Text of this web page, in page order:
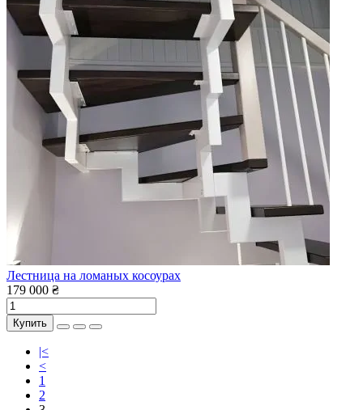
Лестница на ломаных косоурах
179 000 ₴
Купить
|<
<
1
2